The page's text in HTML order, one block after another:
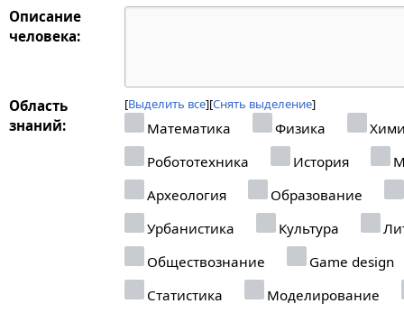
Описание
человека:
Область
знаний:
Выделить все Снять выделение
Математика Физика
Робототехника
История
Археология
Образование
Урбанистика
Культура
Обществознание
Game design
Статистика
Моделирование